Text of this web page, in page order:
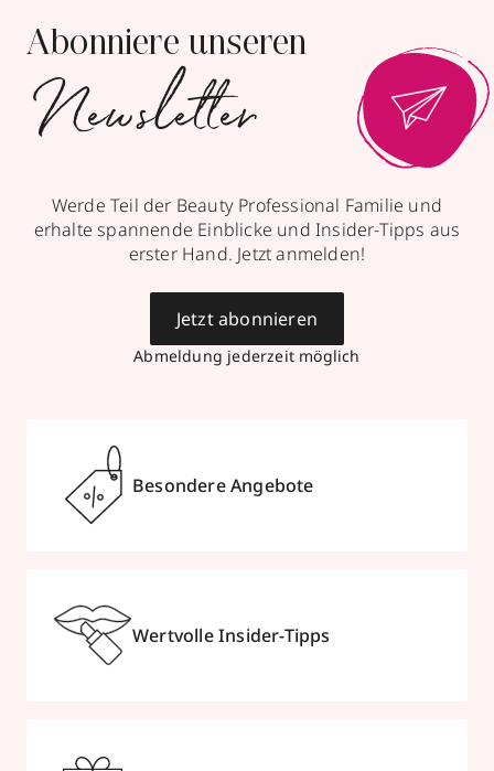
Abonniere unseren
Newsletter
Werde Teil der Beauty Professional Familie und
erhalte spannende Einblicke und Insider-Tipps aus
erster Hand. Jetzt anmelden!
Abmeldung jederzeit möglich
Jetzt abonnieren
Besondere Angebote
Wertvolle Insider-Tipps